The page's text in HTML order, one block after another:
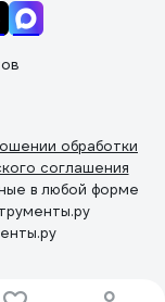
обработки
соглашения
в любой форме